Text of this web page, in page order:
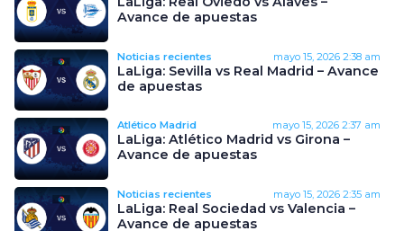
Avance de apuestas
Noticias recientes mayo 15, 2026 2:38 am
LaLiga: Sevilla vs Real Madrid – Avance
de apuestas
Atlético Madrid mayo 15, 2026 2:37 am
LaLiga: Atlético Madrid vs Girona –
Avance de apuestas
Noticias recientes mayo 15, 2026 2:35 am
LaLiga: Real Sociedad vs Valencia –
Avance de apuestas